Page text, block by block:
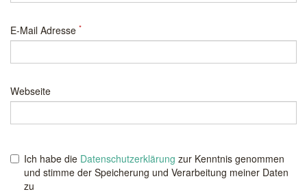
E-Mail Adresse *
Webseite
Ich habe die Datenschutzerklärung zur Kenntnis genommen
und stimme der Speicherung und Verarbeitung meiner Daten
zu